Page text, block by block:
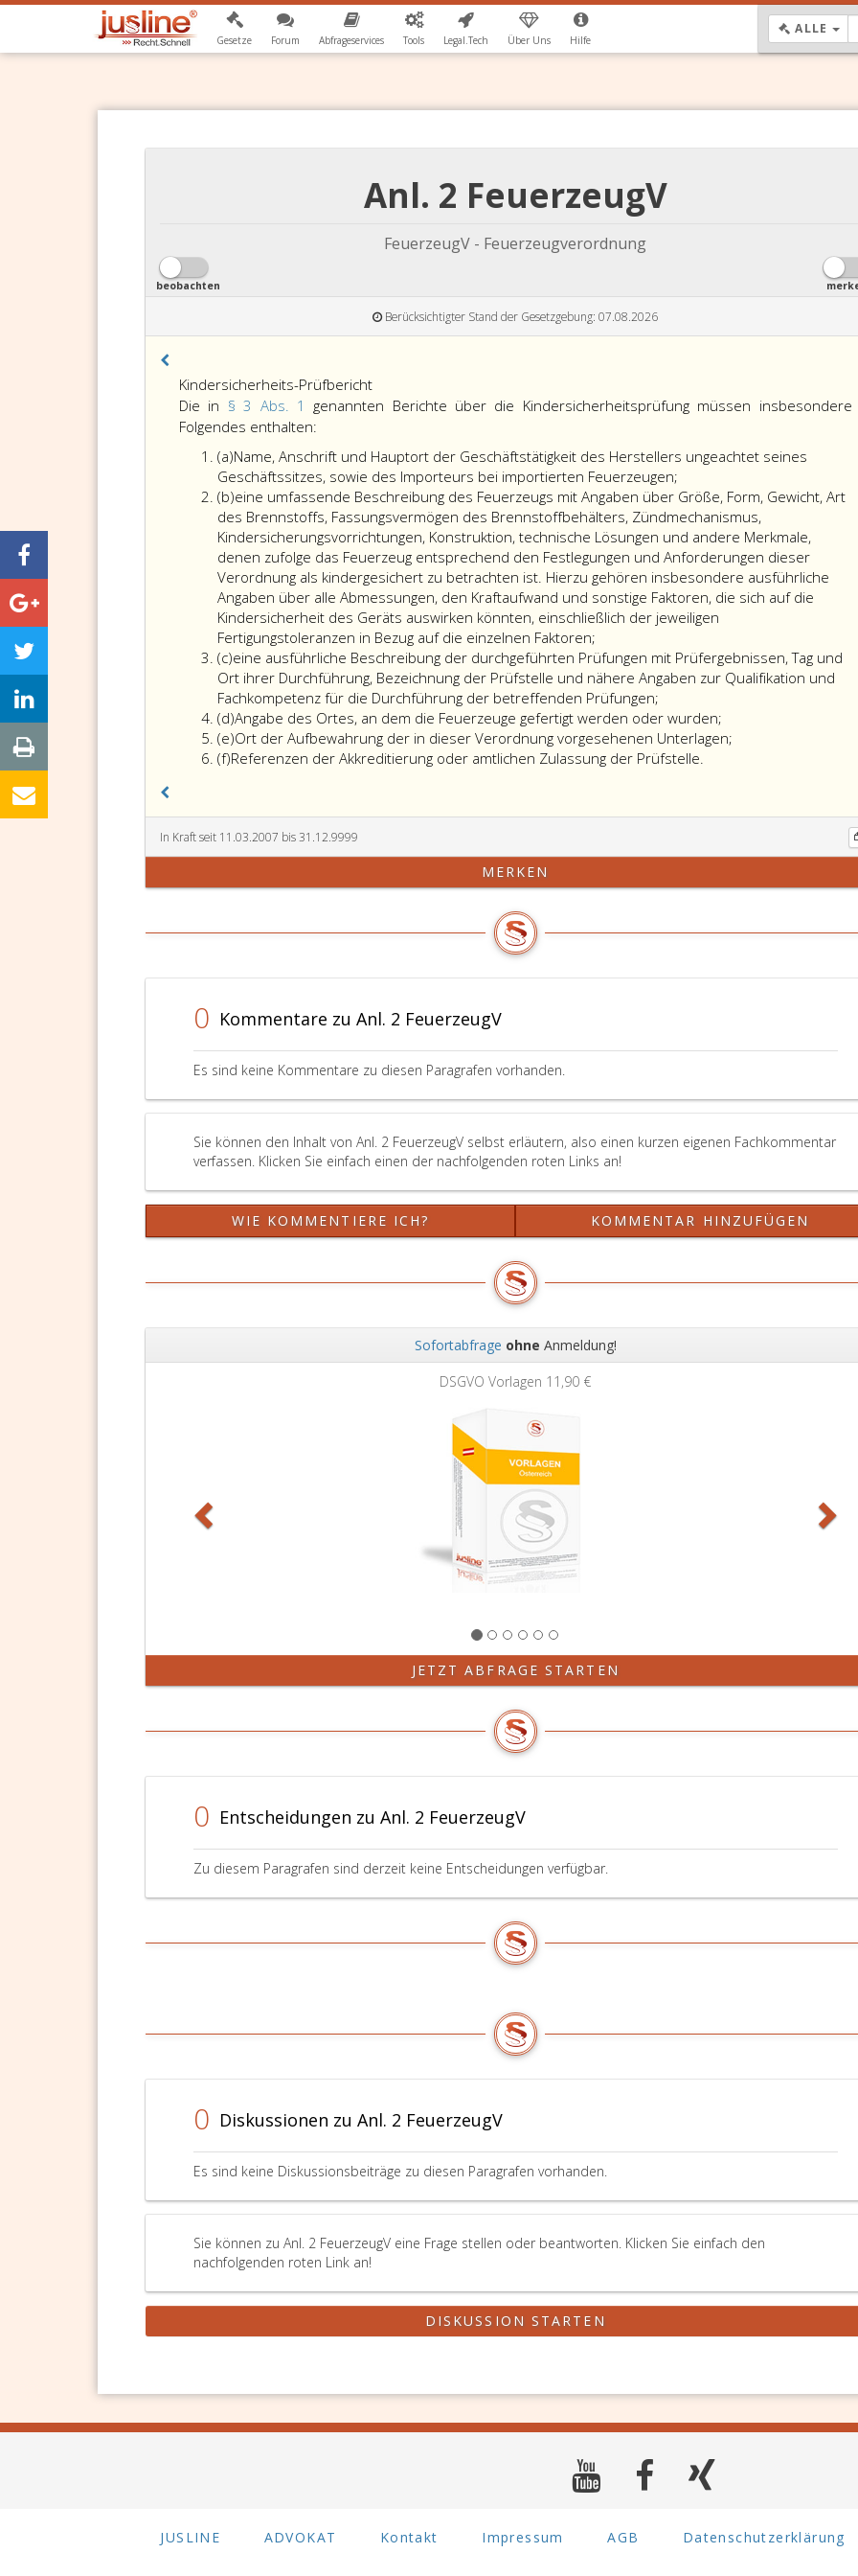
Gesetze Forum Abfrageservices Tools Legal.Tech Über Uns Hilfe
ALLE
Anl. 2 FeuerzeugV
FeuerzeugV - Feuerzeugverordnung
beobachten
Berücksichtigter Stand der Gesetzgebung: 07.08.2026
Kindersicherheits-Prüfbericht
Die in § 3 Abs. 1 genannten Berichte über die Kindersicherheitsprüfung müssen insbesondere
Folgendes enthalten:
in
Paragraph
3,
Absatz
eins,
genannten
Berichte
über
die
Kindersicherheitsprüfung
müssen
insbesondere
Folgendes
enthalten:
(a)Absatz
a
Name, Anschrift und Hauptort der Geschäftstätigkeit des Herstellers ungeachtet seines
Geschäftssitzes, sowie des Importeurs bei importierten Feuerzeugen;
(b)Absatz
b
eine umfassende Beschreibung des Feuerzeugs mit Angaben über Größe, Form, Gewicht, Art
des Brennstoffs, Fassungsvermögen des Brennstoffbehälters, Zündmechanismus,
Kindersicherungsvorrichtungen, Konstruktion, technische Lösungen und andere Merkmale,
denen zufolge das Feuerzeug entsprechend den Festlegungen und Anforderungen dieser
Verordnung als kindergesichert zu betrachten ist. Hierzu gehören insbesondere ausführliche
Angaben über alle Abmessungen, den Kraftaufwand und sonstige Faktoren, die sich auf die
Kindersicherheit des Geräts auswirken könnten, einschließlich der jeweiligen
Fertigungstoleranzen in Bezug auf die einzelnen Faktoren;
(c)Absatz
c
eine ausführliche Beschreibung der durchgeführten Prüfungen mit Prüfergebnissen, Tag und
Ort ihrer Durchführung, Bezeichnung der Prüfstelle und nähere Angaben zur Qualifikation und
Fachkompetenz für die Durchführung der betreffenden Prüfungen;
(d)Absatz
d
Angabe des Ortes, an dem die Feuerzeuge gefertigt werden oder wurden;
(e)Absatz
e
Ort der Aufbewahrung der in dieser Verordnung vorgesehenen Unterlagen;
(f)Absatz
Referenzen der Akkreditierung oder amtlichen Zulassung der Prüfstelle.
In Kraft seit 11.03.2007 bis 31.12.9999
MERKEN
0 Kommentare zu Anl. 2 FeuerzeugV
Es sind keine Kommentare zu diesen Paragrafen vorhanden.
Sie können den Inhalt von Anl. 2 FeuerzeugV selbst erläutern, also einen kurzen eigenen Fachkommentar
verfassen. Klicken Sie einfach einen der nachfolgenden roten Links an!
WIE KOMMENTIERE ICH? KOMMENTAR HINZUFÜGEN
Sofortabfrage ohne Anmeldung!
DSGVO Vorlagen 11,90 €
JETZT ABFRAGE STARTEN
0 Entscheidungen zu Anl. 2 FeuerzeugV
Zu diesem Paragrafen sind derzeit keine Entscheidungen verfügbar.
0 Diskussionen zu Anl. 2 FeuerzeugV
Es sind keine Diskussionsbeiträge zu diesen Paragrafen vorhanden.
Sie können zu Anl. 2 FeuerzeugV eine Frage stellen oder beantworten. Klicken Sie einfach den
nachfolgenden roten Link an!
DISKUSSION STARTEN
JUSLINE ADVOKAT Kontakt Impressum AGB Datenschutzerklärung